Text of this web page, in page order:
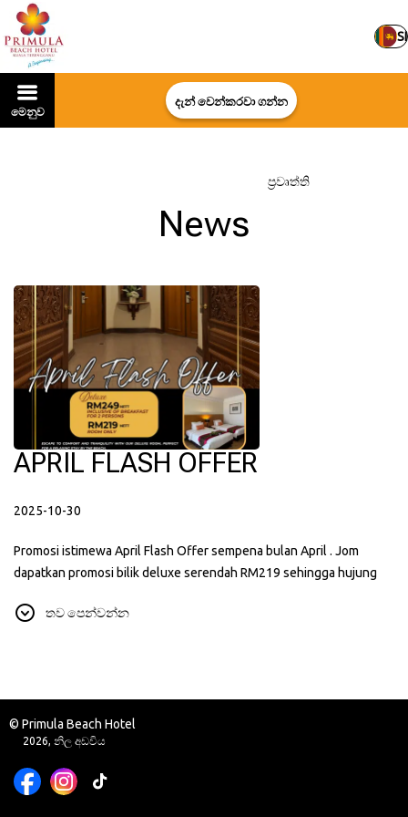
SI
මෙනුව
දැන් වෙන්කරවා ගන්න
ප්‍රවෘත්ති
News
APRIL FLASH OFFER
2025-10-30
Promosi istimewa April Flash Offer sempena bulan April . Jom
dapatkan promosi bilik deluxe serendah RM219 sehingga hujung
තව පෙන්වන්න
© Primula Beach Hotel
2026, නිල අඩවිය